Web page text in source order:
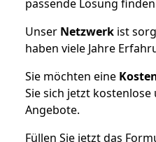
passende Lösung
Unser Netzwerk ist
haben viele Jahre
Sie möchten eine
Sie sich jetzt
Angebote.
Füllen Sie jetzt das